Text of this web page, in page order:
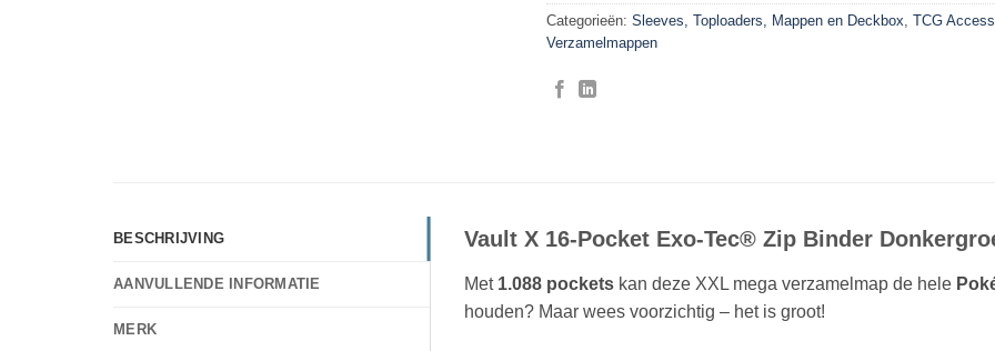
Categorieën: Sleeves, Toploaders, Mappen en Deckbox, TCG
Verzamelmappen
BESCHRIJVING
AANVULLENDE INFORMATIE
MERK
Vault X 16-Pocket Exo-Tec® Zip Binder
Met 1.088 pockets kan deze XXL mega verzamelmap de hele
houden? Maar wees voorzichtig – het is groot!